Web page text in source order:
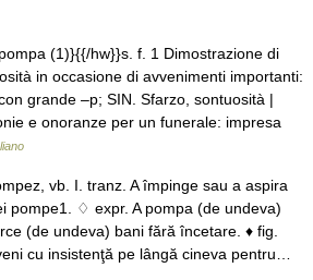
(1)}{{/hw}}s. f. 1 Dimostrazione di
in occasione di avvenimenti importanti:
grande –p; SIN. Sfarzo, sontuosità |
e onoranze per un funerale: impresa
vb. I. tranz. A împinge sau a aspira
pompe1. ♢ expr. A pompa (de undeva)
(de undeva) bani fără încetare. ♦ fig.
cu insistenţă pe lângă cineva pentru…